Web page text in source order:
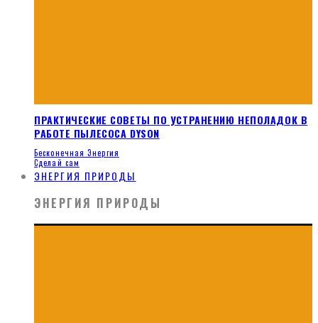
ПРАКТИЧЕСКИЕ СОВЕТЫ ПО УСТРАНЕНИЮ НЕПОЛАДОК В
РАБОТЕ ПЫЛЕСОСА DYSON
Бесконечная Энергия
Сделай сам
ЭНЕРГИЯ ПРИРОДЫ
ЭНЕРГИЯ ПРИРОДЫ